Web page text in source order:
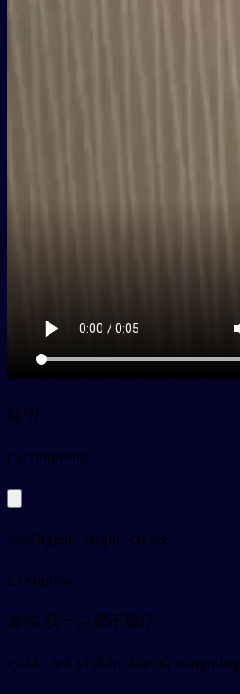
聪明
pycōngming
intelligent, bright, clever
Exemplos
其实,我一点都不聪明
qíshí , wǒ yì diǎn dōu bù cōngming